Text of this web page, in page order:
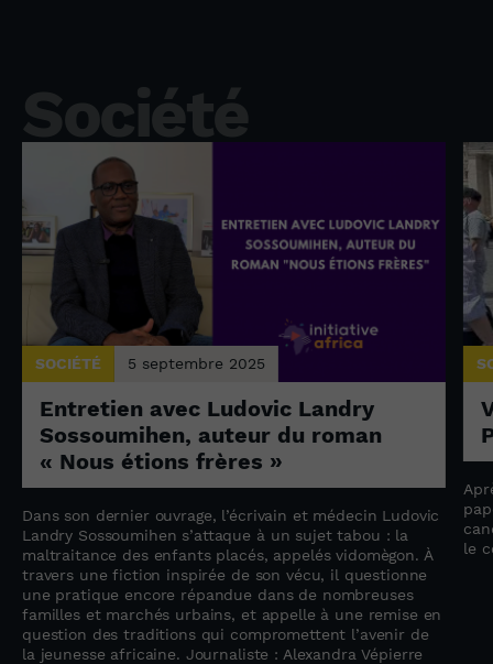
Société
SOCIÉTÉ 5 septembre 2025
Entretien avec Ludovic Landry
Sossoumihen, auteur du roman
« Nous étions frères »
Dans son dernier ouvrage, l’écrivain et médecin Ludovic
Landry Sossoumihen s’attaque à un sujet tabou : la
maltraitance des enfants placés, appelés vidomègon. À
travers une fiction inspirée de son vécu, il questionne
une pratique encore répandue dans de nombreuses
familles et marchés urbains, et appelle à une remise en
question des traditions qui compromettent l’avenir de
la jeunesse africaine. Journaliste : Alexandra Vépierre
le